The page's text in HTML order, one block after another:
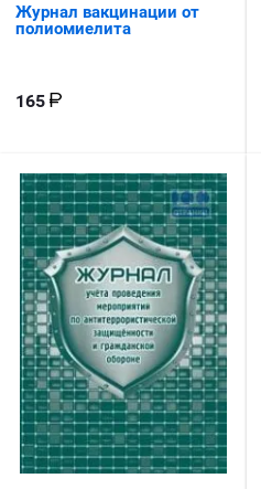
Журнал вакцинации от
полиомиелита
165